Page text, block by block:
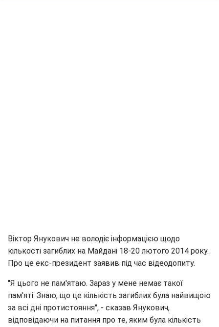
Віктор Янукович не володіє інформацією щодо
кількості загиблих на Майдані 18-20 лютого 2014 року.
Про це екс-президент заявив під час відеодопиту.
"Я цього не пам'ятаю. Зараз у мене немає такої
пам'яті. Знаю, що це кількість загиблих була найвищою
за всі дні протистояння", - сказав Янукович,
відповідаючи на питання про те, яким була кількість